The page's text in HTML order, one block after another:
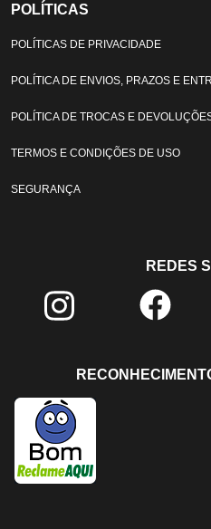
POLÍTICAS
POLÍTICAS DE PRIVACIDADE
POLÍTICA DE ENVIOS, PRAZOS E
POLÍTICA DE TROCAS E
TERMOS E CONDIÇÕES DE USO
SEGURANÇA
REDES